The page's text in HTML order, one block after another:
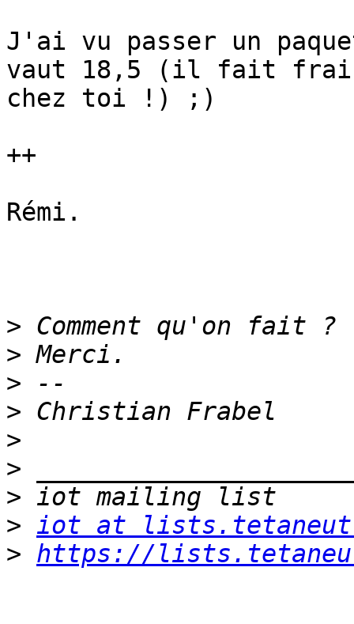
J'ai vu passer un
vaut 18,5 (il fait
chez toi !) ;)
++
Rémi.
>
>
>
>
>
>
>
> iot at
> https://